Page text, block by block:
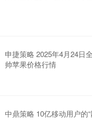
申捷策略 2025年4月24日
帅苹果价格行情
中鼎策略 10亿移动用户的“